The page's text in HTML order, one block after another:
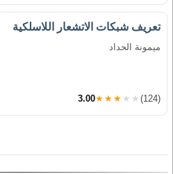
تعريف شبكات الاتشعار اللاسلكية
ميمونة الحداد
3.00★★★★★ (124)